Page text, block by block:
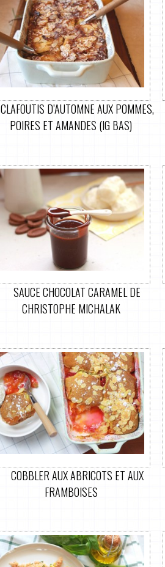
CLAFOUTIS D’AUTOMNE AUX POMMES,
POIRES ET AMANDES (IG BAS)
SAUCE CHOCOLAT CARAMEL DE
CHRISTOPHE MICHALAK
COBBLER AUX ABRICOTS ET AUX
FRAMBOISES